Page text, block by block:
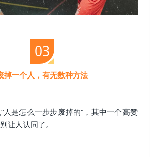
03
掉一个人，有无数种方法
人是怎么一步步废掉的”，其中一个高赞
让人认同了。